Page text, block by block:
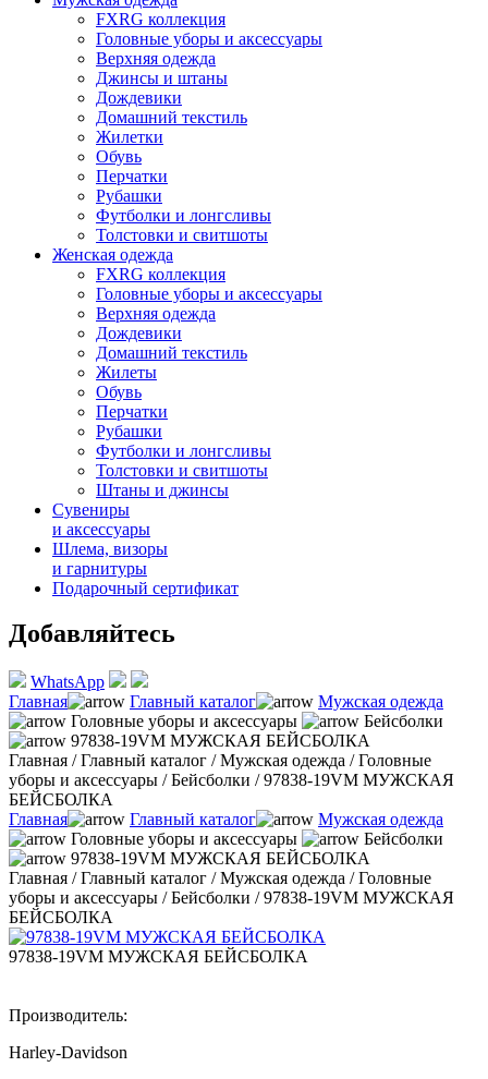
FXRG коллекция
Головные уборы и аксессуары
Верхняя одежда
Джинсы и штаны
Дождевики
Домашний текстиль
Жилетки
Обувь
Перчатки
Рубашки
Футболки и лонгсливы
Толстовки и свитшоты
Женская одежда
FXRG коллекция
Головные уборы и аксессуары
Верхняя одежда
Дождевики
Домашний текстиль
Жилеты
Обувь
Перчатки
Рубашки
Футболки и лонгсливы
Толстовки и свитшоты
Штаны и джинсы
Сувениры
и аксессуары
Шлема, визоры
и гарнитуры
Подарочный сертификат
Добавляйтесь
WhatsApp
Главная
Главный каталог
Мужская одежда
Головные уборы и аксессуары
Бейсболки
97838-19VM МУЖСКАЯ БЕЙСБОЛКА
Главная /Главный каталог /Мужская одежда /Головные
уборы и аксессуары /Бейсболки /97838-19VM МУЖСКАЯ
БЕЙСБОЛКА
Главная
Главный каталог
Мужская одежда
Головные уборы и аксессуары
Бейсболки
97838-19VM МУЖСКАЯ БЕЙСБОЛКА
Главная /Главный каталог /Мужская одежда /Головные
уборы и аксессуары /Бейсболки /97838-19VM МУЖСКАЯ
БЕЙСБОЛКА
97838-19VM МУЖСКАЯ БЕЙСБОЛКА
Производитель:
Harley-Davidson